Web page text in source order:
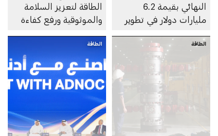
النهائي بقيمة 6.2
مليارات دولار في تطوير
الشيف في أبوظبي
الطاقة لتعزيز السلامة
والموثوقية ورفع كفاءة
الطاقة الطاقة